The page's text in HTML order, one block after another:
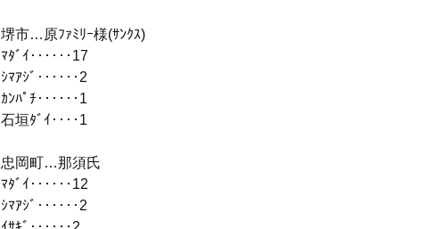
堺市…原ﾌｧﾐﾘｰ様(ｻﾝｸｽ)
ﾏﾀﾞｲ‥‥‥17
ｼﾏｱｼﾞ‥‥‥2
ｶﾝﾊﾟﾁ‥‥‥1
石垣ﾀﾞｲ‥‥1
忠岡町…那須氏
ﾏﾀﾞｲ‥‥‥12
ｼﾏｱｼﾞ‥‥‥2